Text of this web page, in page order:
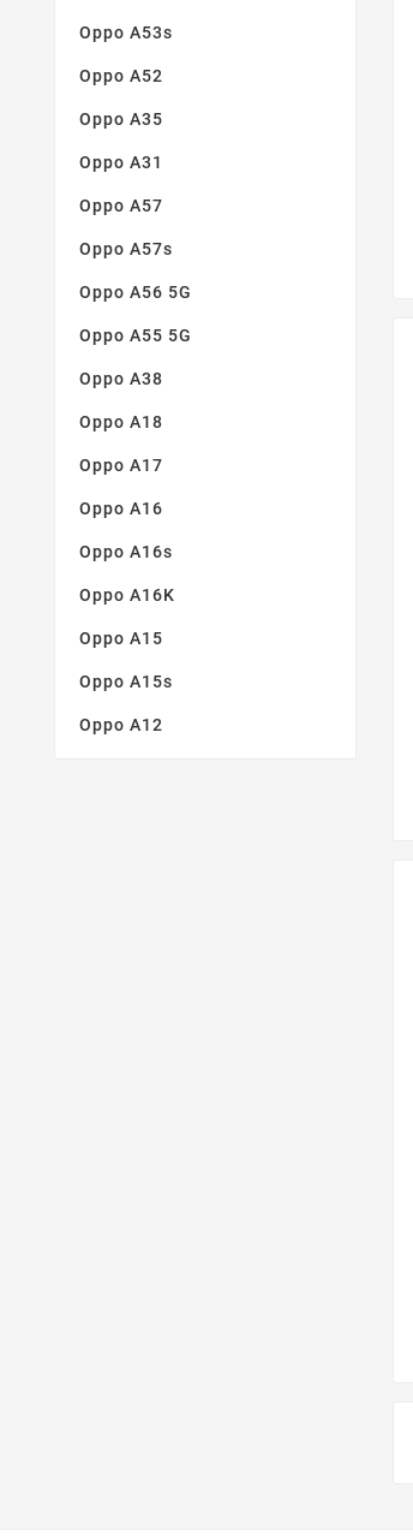
Oppo A53s
Oppo A52
Oppo A35
Oppo A31
Oppo A57
Oppo A57s
Oppo A56 5G
Oppo A55 5G
Oppo A38
Oppo A18
Oppo A17
Oppo A16
Oppo A16s
Oppo A16K
Oppo A15
Oppo A15s
Oppo A12